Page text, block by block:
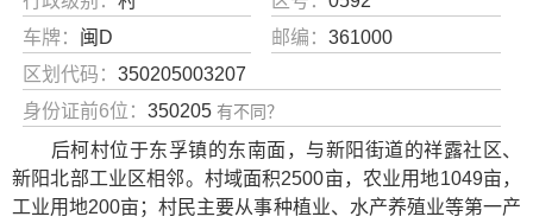
车牌： 闽D 邮编：361000
区划代码： 350205003207
身份证前6位： 350205 有不同？
后柯村位于东孚镇的东南面，与新阳街道的祥露社区、
新阳北部工业区相邻。村域面积2500亩，农业用地1049亩，
工业用地200亩；村民主要从事种植业、水产养殖业等第一产